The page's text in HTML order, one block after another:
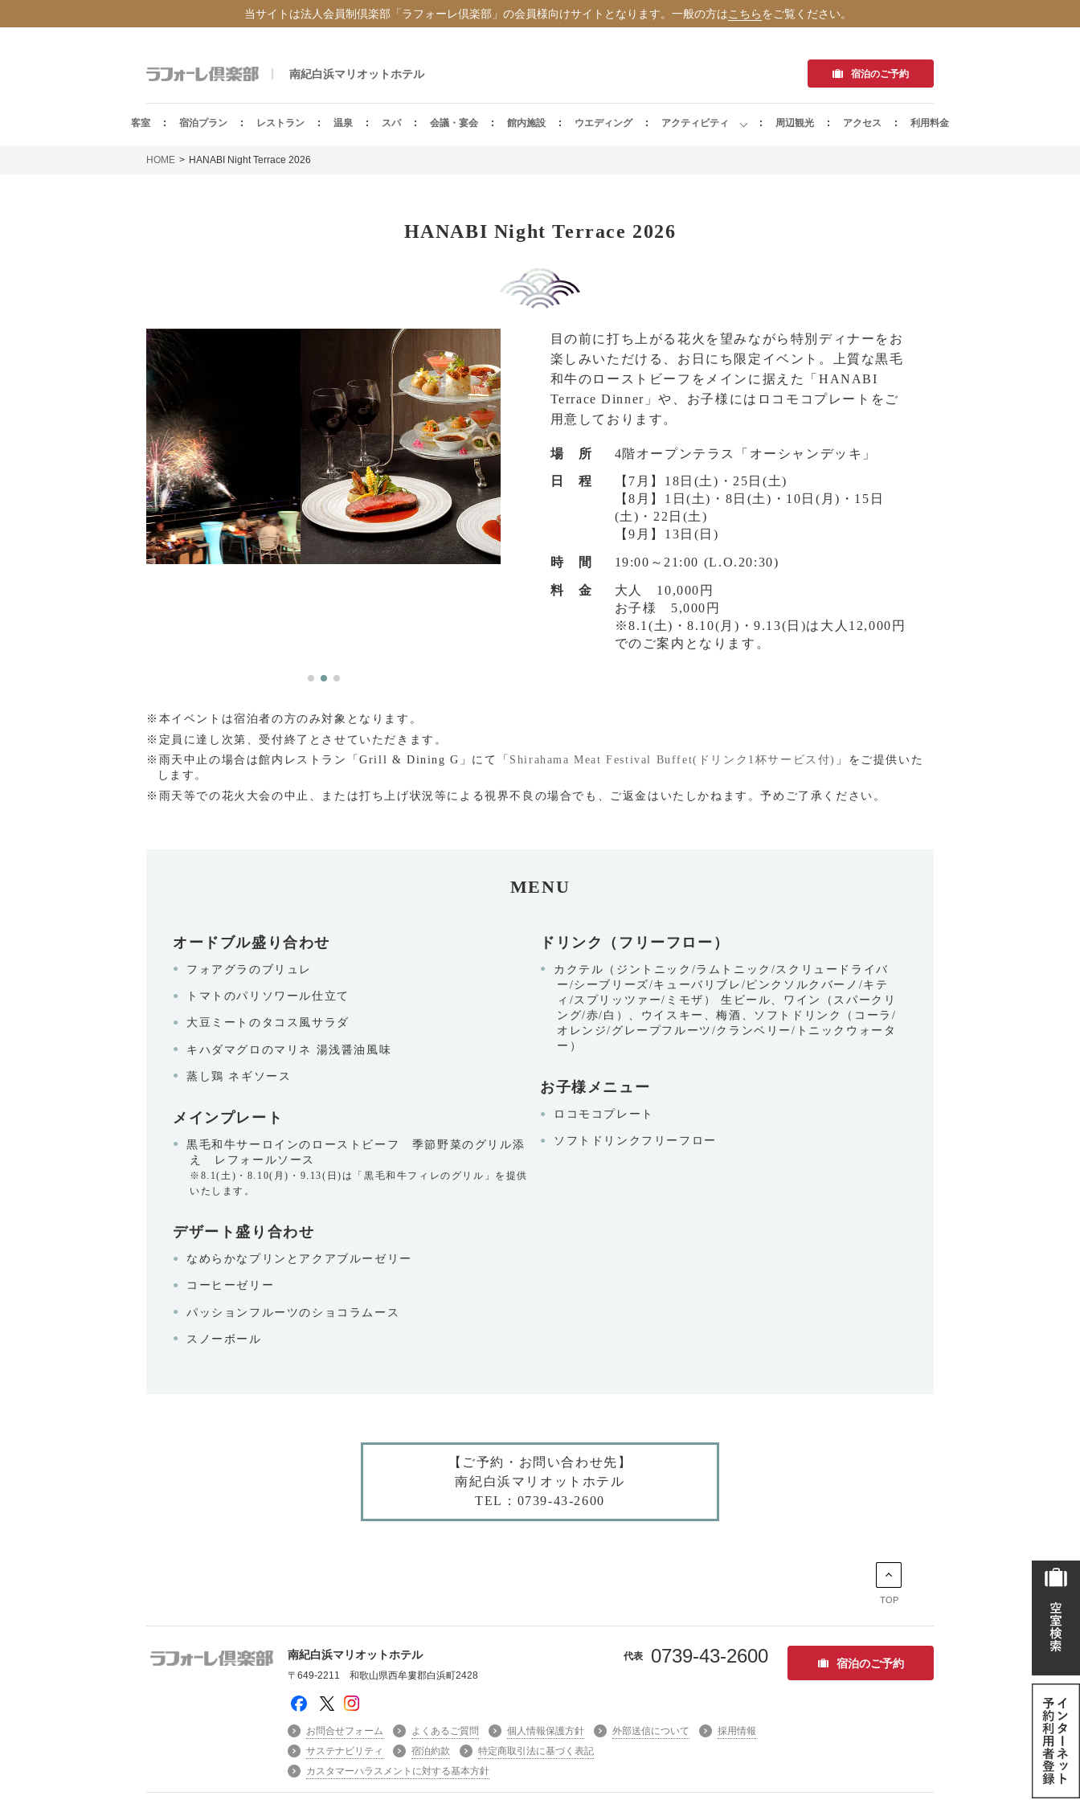
当サイトは法人会員制倶楽部「ラフォーレ倶楽部」の会員様向けサイトとなります。一般の方はこちらをご覧ください。
南紀白浜マリオットホテル 宿泊のご予約
客室 宿泊プラン レストラン 温泉 スパ 会議・宴会 館内施設 ウエディング アクティビティ 周辺観光 アクセス 利用料金
HOME HANABI Night Terrace 2026
HANABI Night Terrace 2026
目の前に打ち上がる花火を望みながら特別ディナーをお
楽しみいただける、お日にち限定イベント。上質な黒毛
和牛のローストビーフをメインに据えた「HANABI
Terrace Dinner」や、お子様にはロコモコプレートをご
用意しております。
場 所 4階オープンテラス「オーシャンデッキ」
日 程
【7月】18日(土)・25日(土)
【8月】1日(土)・8日(土)・10日(月)・15日
(土)・22日(土)
【9月】13日(日)
時 間 19:00～21:00 (L.O.20:30)
料 金
大人 10,000円
お子様 5,000円
※8.1(土)・8.10(月)・9.13(日)は大人12,000円
でのご案内となります。
※本イベントは宿泊者の方のみ対象となります。
※定員に達し次第、受付終了とさせていただきます。
※雨天中止の場合は館内レストラン「Grill & Dining G」にて「 Shirahama Meat Festival Buffet(ドリンク1杯サービス付) 」をご提供いた
します。
※雨天等での花火大会の中止、または打ち上げ状況等による視界不良の場合でも、ご返金はいたしかねます。予めご了承ください。
MENU
オードブル盛り合わせ
フォアグラのブリュレ
トマトのパリソワール仕立て
大豆ミートのタコス風サラダ
キハダマグロのマリネ 湯浅醤油風味
蒸し鶏 ネギソース
メインプレート
黒毛和牛サーロインのローストビーフ 季節野菜のグリル添
え レフォールソース
※8.1(土)・8.10(月)・9.13(日)は「黒毛和牛フィレのグリル」を提供
いたします。
デザート盛り合わせ
なめらかなプリンとアクアブルーゼリー
コーヒーゼリー
パッションフルーツのショコラムース
スノーボール
ドリンク（フリーフロー）
カクテル（ジントニック/ラムトニック/スクリュードライバ
ー/シーブリーズ/キューバリブレ/ピンクソルクバーノ/キテ
ィ/スプリッツァー/ミモザ） 生ビール、ワイン（スパークリ
ング/赤/白）、ウイスキー、梅酒、ソフトドリンク（コーラ/
オレンジ/グレープフルーツ/クランベリー/トニックウォータ
ー）
お子様メニュー
ロコモコプレート
ソフトドリンクフリーフロー
【ご予約・お問い合わせ先】
南紀白浜マリオットホテル
TEL：0739-43-2600
TOP
南紀白浜マリオットホテル
〒649-2211 和歌山県西牟婁郡白浜町2428
お問合せフォーム よくあるご質問 個人情報保護方針 外部送信について
採用情報
サステナビリティ
宿泊約款
特定商取引法に基づく表記
カスタマーハラスメントに対する基本方針
代表 0739-43-2600 宿泊のご予約